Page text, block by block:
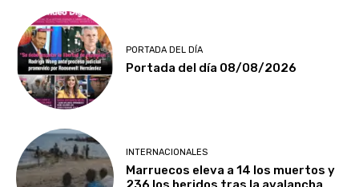
PORTADA DEL DÍA
Portada del día 08/08/2026
INTERNACIONALES
Marruecos eleva a 14 los muertos y